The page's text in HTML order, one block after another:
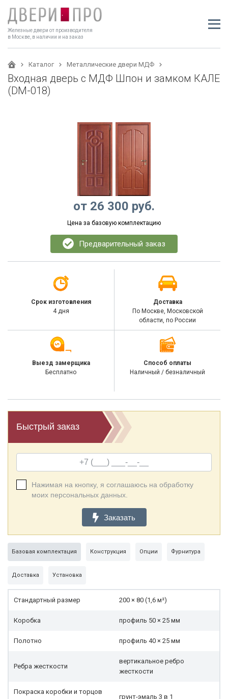
Железные двери от производителя
в Москве, в наличии и на заказ
Каталог Металлические двери МДФ
Входная дверь с МДФ Шпон и замком КАЛЕ
(DM-018)
от 26 300 руб.
Цена за базовую комплектацию
Предварительный заказ
Срок изготовления
4 дня
Доставка
По Москве, Московской
области, по России
Выезд замерщика
Бесплатно
Способ оплаты
Наличный / безналичный
Быстрый заказ
Нажимая на кнопку, я соглашаюсь на обработку
моих персональных данных.
Заказать
Базовая комплектация Конструкция Опции Фурнитура
Доставка Установка
Стандартный размер 200 × 80 (1,6 м²)
Коробка профиль 50 × 25 мм
Полотно профиль 40 × 25 мм
Ребра жесткости
вертикальное ребро
жесткости
Покраска коробки и торцов
грунт-эмаль 3 в 1